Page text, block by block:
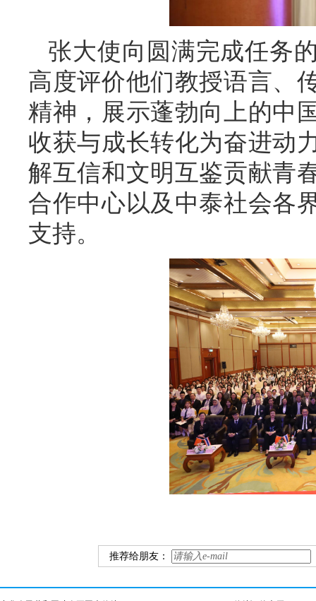
张大使向圆满完成任务
高度评价他们教授语言、
精神，展示蓬勃向上的中
收获与成长转化为奋进动
解互信和文明互鉴贡献青
合作中心以及中泰社会各
支持。
推荐给朋友：